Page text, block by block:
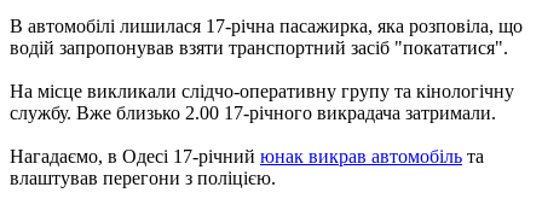
В автомобілі лишилася 17-річна пасажирка, яка розповіла, що
водій запропонував взяти транспортний засіб "покататися".
На місце викликали слідчо-оперативну групу та кінологічну
службу. Вже близько 2.00 17-річного викрадача затримали.
Нагадаємо, в Одесі 17-річний юнак викрав автомобіль та
влаштував перегони з поліцією.